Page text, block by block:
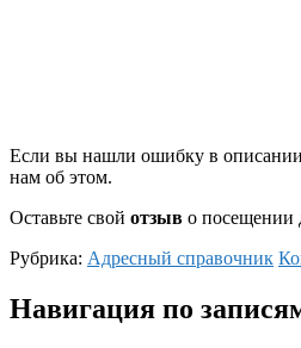
Если вы нашли ошибку в
нам об этом.
Оставьте свой отзыв о посещении
Рубрика: Адресный справочник
Навигация по